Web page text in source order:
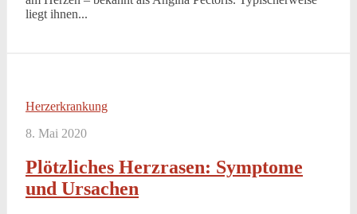
liegt ihnen...
Herzerkrankung
8. Mai 2020
Plötzliches Herzrasen: Symptome
und Ursachen